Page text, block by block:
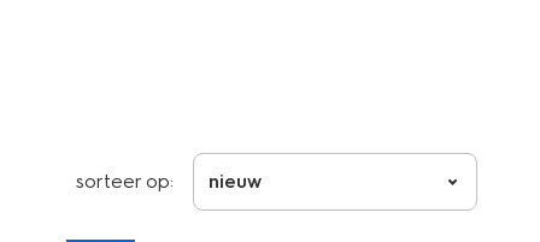
sorteer op: nieuw